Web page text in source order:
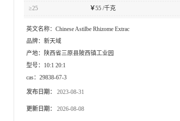
≥25 ￥55 /千克
英文名称： Chinese Astilbe Rhizome Extrac
品牌： 新天域
产地：
陕西省三原县陂西镇工业园
型号： 10:1 20:1
cas： 29838-67-3
发布日期： 2023-08-31
更新日期： 2026-08-08